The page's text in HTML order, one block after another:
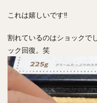
これは嬉しいです‼︎
割れているのはショックで
ック回復。笑